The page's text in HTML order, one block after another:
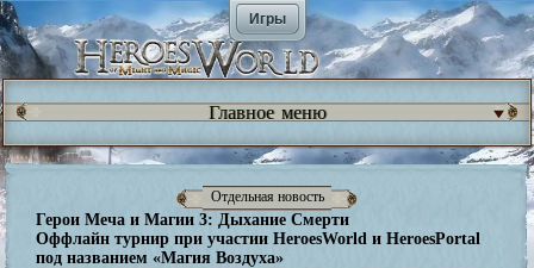
Игры
Главное меню
Отдельная новость
Герои Меча и Магии 3: Дыхание Смерти
Оффлайн турнир при участии HeroesWorld и HeroesPortal
под названием «Магия Воздуха»